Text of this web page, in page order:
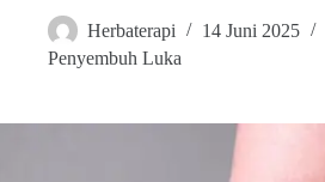
Herbaterapi
14 Juni 2025
Penyembuh Luka